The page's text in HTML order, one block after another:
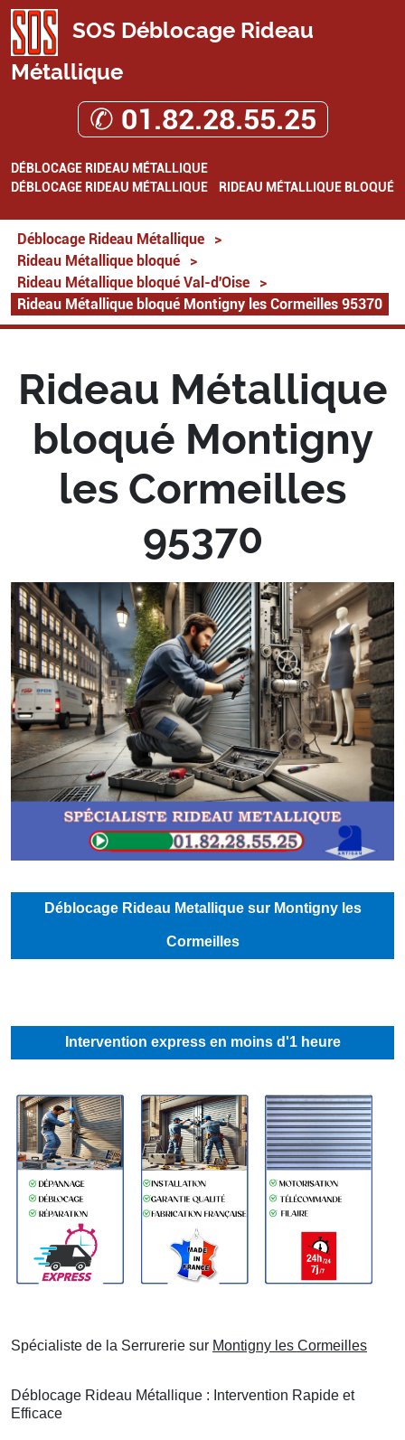
SOS Déblocage Rideau
Métallique
✆ 01.82.28.55.25
DÉBLOCAGE RIDEAU MÉTALLIQUE
DÉBLOCAGE RIDEAU MÉTALLIQUE
RIDEAU MÉTALLIQUE BLOQUÉ
Déblocage Rideau Métallique
>
Rideau Métallique bloqué
>
Rideau Métallique bloqué Val-d'Oise
>
Rideau Métallique bloqué Montigny les Cormeilles 95370
Rideau Métallique
bloqué Montigny
les Cormeilles
95370
Déblocage Rideau Metallique sur Montigny les
Cormeilles
Intervention express en moins d'1 heure
Spécialiste de la Serrurerie sur Montigny les Cormeilles
Déblocage Rideau Métallique : Intervention Rapide et
Efficace